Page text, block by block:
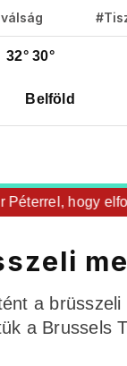
32° 30°
Belföld
hogy
a
a Brussels